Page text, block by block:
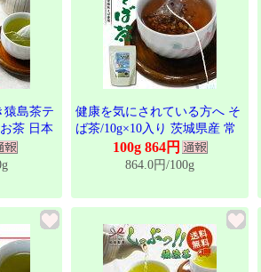
猿島茶テ
茶 日本
直送 松
出し専用
健康を気にされている方へ そ
ば茶/10g×10入り 茨城県産 常
陸秋そば使用 柿沼製粉 × 松田
製茶 厳選 香味豊か 健康茶
100g 864円
864.0円/100g